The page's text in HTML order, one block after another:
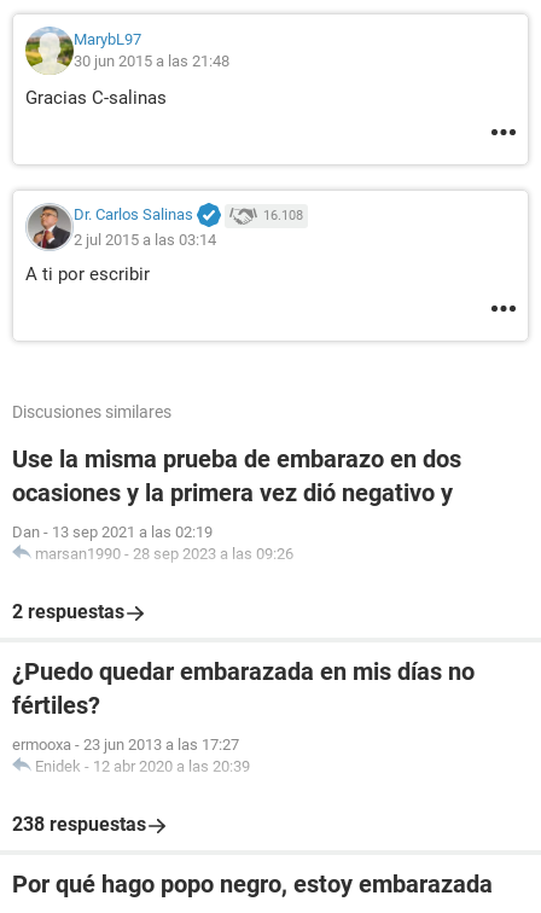
MarybL97
30 jun 2015 a las 21:48
Gracias C-salinas
Dr. Carlos Salinas 16.108
2 jul 2015 a las 03:14
A ti por escribir
Discusiones similares
Use la misma prueba de embarazo en dos
ocasiones y la primera vez dió negativo y
Dan - 13 sep 2021 a las 02:19
marsan1990 - 28 sep 2023 a las 09:26
2 respuestas
¿Puedo quedar embarazada en mis días no
fértiles?
ermooxa - 23 jun 2013 a las 17:27
Enidek - 12 abr 2020 a las 20:39
238 respuestas
Por qué hago popo negro, estoy embarazada